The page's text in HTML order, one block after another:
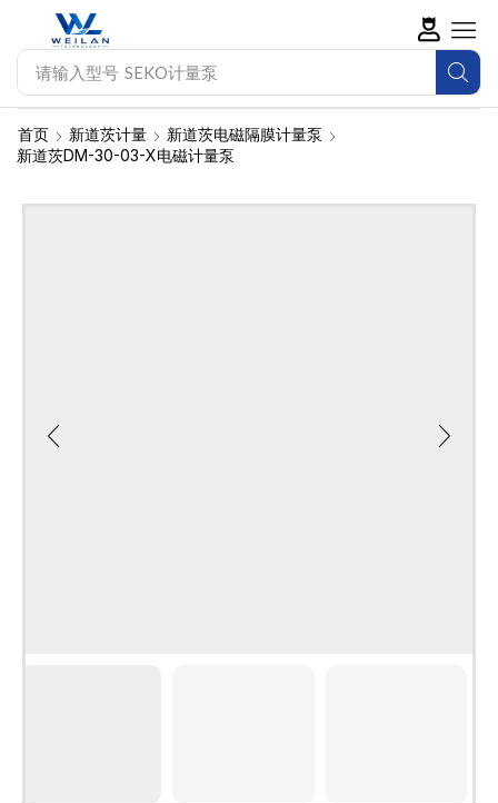
请输入型号 SEKO计量泵
首页 新道茨计量
新道茨电磁隔膜计量泵
新道茨DM-30-03-X电磁计量泵